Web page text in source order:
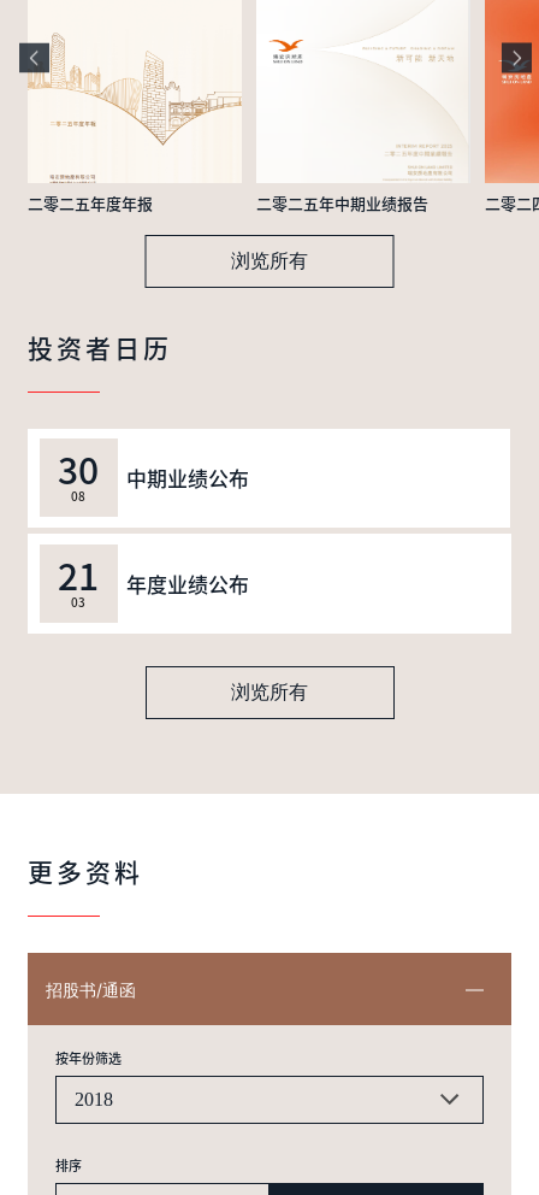
二零二五年度年报 二零二五年中期业绩报告 二零二
浏览所有
投资者日历
30
08
中期业绩公布
21
03
年度业绩公布
浏览所有
更多资料
招股书/通函
按年份筛选
2018
排序